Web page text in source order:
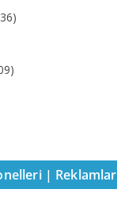
| Reklamlar